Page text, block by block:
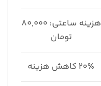
هزینه ساعتی: ۸۰,۰۰۰
تومان
۲۰٪ کاهش هزینه